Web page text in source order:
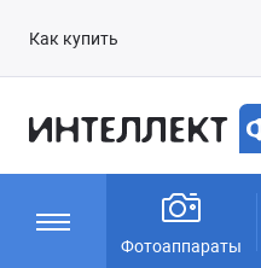
Как купить
Фотоаппараты